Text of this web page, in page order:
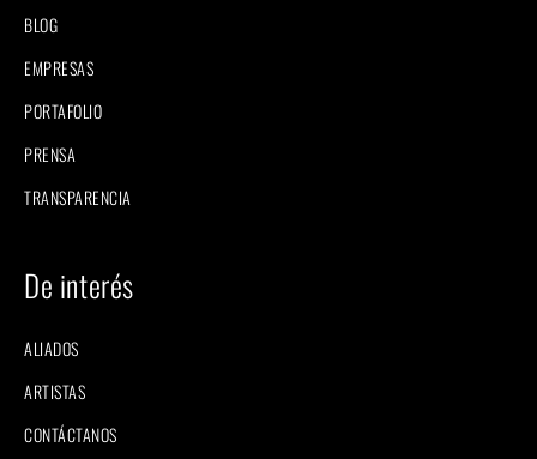
BLOG
EMPRESAS
PORTAFOLIO
PRENSA
TRANSPARENCIA
De interés
ALIADOS
ARTISTAS
CONTÁCTANOS